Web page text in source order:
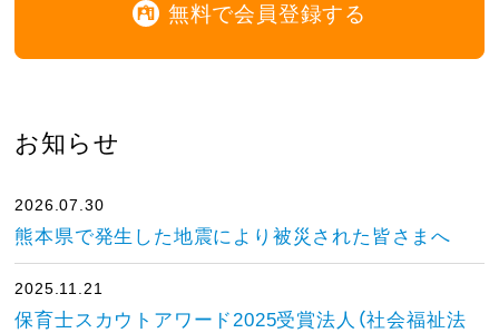
無料で会員登録する
お知らせ
2026.07.30
熊本県で発生した地震により被災された皆さまへ
2025.11.21
保育士スカウトアワード2025受賞法人（社会福祉法